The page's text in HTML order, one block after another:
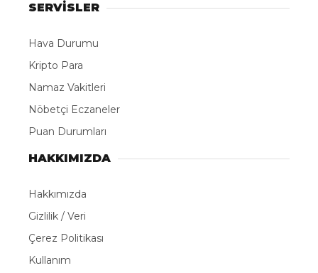
SERVİSLER
Hava Durumu
Kripto Para
Namaz Vakitleri
Nöbetçi Eczaneler
Puan Durumları
HAKKIMIZDA
Hakkımızda
Gizlilik / Veri
Çerez Politikası
Kullanım